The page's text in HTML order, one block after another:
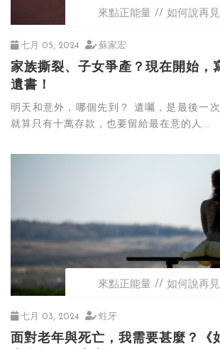
來點正能量 如何說再見
七月 05, 2024 蘇家宏
家族撕裂、子女爭產？現在開始，
遺書！
明天和意外，哪個先到？ 遺囑，是最後一
就算只有十萬存款，也要留給最在意的人...
來點正能量 如何說再見
七月 03, 2024 蛀牙
面對老年與死亡，我需要甚麼？《